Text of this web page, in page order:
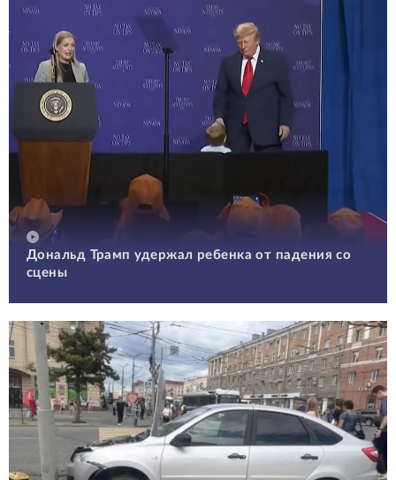
Дональд Трамп удержал ребенка от падения со
сцены